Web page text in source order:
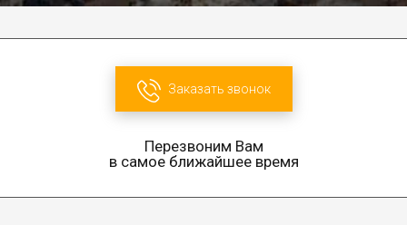
Заказать звонок
Перезвоним Вам
в самое ближайшее время